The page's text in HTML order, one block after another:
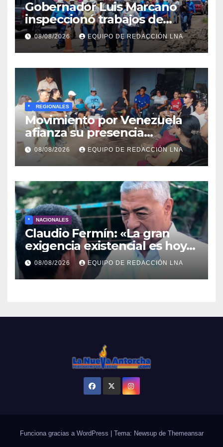
Gobernador Luis Marcano
inspeccionó trabajos de
rehabilitación en al Av.
Intercomunal
08/08/2026 EQUIPO DE REDACCIÓN LNA
* REGIONALES
Movimiento por Venezuela
afianza su presencia
comunitaria en La Ponderosa
y otras comunidades de
Anzoátegui
08/08/2026 EQUIPO DE REDACCIÓN LNA
* NACIONALES
Claudio Fermín: «La gran
exigencia existencial es hoy
la defensa de la soberanía»
08/08/2026 EQUIPO DE REDACCIÓN LNA
Funciona gracias a WordPress Tema: Newsup de Themeansar